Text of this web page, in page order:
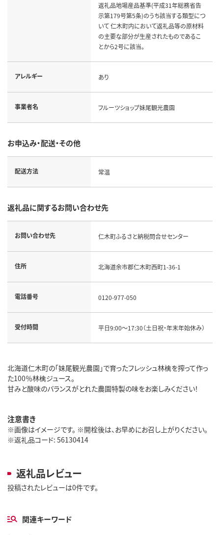
返礼品地場産品基準(平成31年総務省告
示第179号第5条)のうち該当する類型につ
いて 仁木町内において返礼品等の原材料
の主要な部分が生産されたものであるこ
とから2号に該当。
アレルギー あり
事業者名 フルーツショップ妹尾観光農園
お申込み・配送・その他
配送方法 常温
返礼品に関するお問い合わせ先
お問い合わせ先 仁木町ふるさと納税問合せセンター
住所 北海道余市郡仁木町西町1-36-1
電話番号 0120-977-050
受付時間 平日9:00～17:30（土日祝・年末年始休み）
北海道仁木町の「妹尾観光農園」で育ったフレッシュ林檎を搾って作っ
た100％林檎ジュース。
甘みと酸味のバランスがとれた農園特製の味をお楽しみください！
注意書き
※画像はイメージです。 ※開栓後は、お早めにお召し上がりください。
※返礼品コード: 56130414
返礼品レビュー
投稿されたレビューは0件です。
関連キーワード